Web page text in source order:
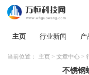
主页 行业新闻 产
当前位置： 主页 > 文章中心 >
不锈钢